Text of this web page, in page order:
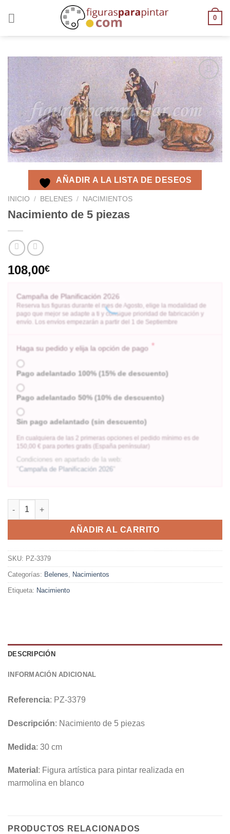
0
AÑADIR
LISTA
DE
DESEOS
AÑADIR A LA LISTA DE DESEOS
INICIO / BELENES / NACIMIENTOS
Nacimiento de 5 piezas
108,00€
Campaña de Planificación 2026
Reserva tus figuras durante el mes de Agosto, elige la modalidad de
pago que mejor se adapte a ti y consigue prioridad de fabricación y
envío. Los envíos empezarán a partir del 1 de Septiembre
Haga su pedido y elija la opción de pago *
Pago adelantado 100% (15% de descuento)
Pago adelantado 50% (10% de descuento)
Sin pago adelantado (sin descuento)
En cualquiera de las 2 primeras opciones el pedido mínimo es de
150,00 € para portes gratis (España penínsular)
Condiciones en apartado de la web:
"Campaña de Planificación 2026 "
AÑADIR AL CARRITO
SKU: PZ-3379
Categorías: Belenes, Nacimientos
Etiqueta: Nacimiento
DESCRIPCIÓN
INFORMACIÓN ADICIONAL
Referencia: PZ-3379
Descripción: Nacimiento de 5 piezas
Medida: 30 cm
Material : Figura artística para pintar realizada en
marmolina en blanco
PRODUCTOS RELACIONADOS